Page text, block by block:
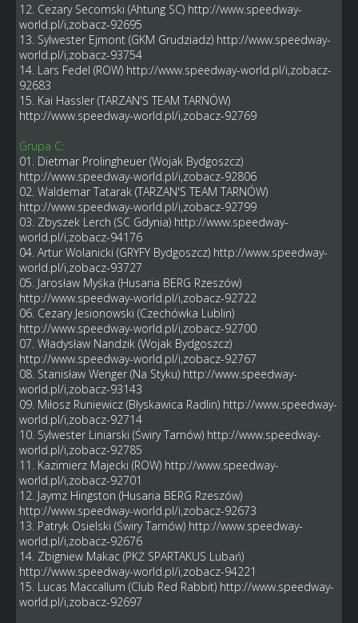
12. Cezary Secomski (Ahtung SC) http://www.speedway-
world.pl/i,zobacz-92695
13. Sylwester Ejmont (GKM Grudziadz) http://www.speedway-
world.pl/i,zobacz-93754
14. Lars Fedel (ROW) http://www.speedway-world.pl/i,zobacz-
92683
15. Kai Hassler (TARZAN'S TEAM TARNÓW)
http://www.speedway-world.pl/i,zobacz-92769
Grupa C:
01. Dietmar Prolingheuer (Wojak Bydgoszcz)
http://www.speedway-world.pl/i,zobacz-92806
02. Waldemar Tatarak (TARZAN'S TEAM TARNÓW)
http://www.speedway-world.pl/i,zobacz-92799
03. Zbyszek Lerch (SC Gdynia) http://www.speedway-
world.pl/i,zobacz-94176
04. Artur Wolanicki (GRYFY Bydgoszcz) http://www.speedway-
world.pl/i,zobacz-93727
05. Jarosław Myśka (Husaria BERG Rzeszów)
http://www.speedway-world.pl/i,zobacz-92722
06. Cezary Jesionowski (Czechówka Lublin)
http://www.speedway-world.pl/i,zobacz-92700
07. Władysław Nandzik (Wojak Bydgoszcz)
http://www.speedway-world.pl/i,zobacz-92767
08. Stanisław Wenger (Na Styku) http://www.speedway-
world.pl/i,zobacz-93143
09. Miłosz Runiewicz (Błyskawica Radlin) http://www.speedway-
world.pl/i,zobacz-92714
10. Sylwester Liniarski (Świry Tarnów) http://www.speedway-
world.pl/i,zobacz-92785
11. Kazimierz Majecki (ROW) http://www.speedway-
world.pl/i,zobacz-92701
12. Jaymz Hingston (Husaria BERG Rzeszów)
http://www.speedway-world.pl/i,zobacz-92673
13. Patryk Osielski (Świry Tarnów) http://www.speedway-
world.pl/i,zobacz-92676
14. Zbigniew Makac (PKŻ SPARTAKUS Lubań)
http://www.speedway-world.pl/i,zobacz-94221
15. Lucas Maccallum (Club Red Rabbit) http://www.speedway-
world.pl/i,zobacz-92697